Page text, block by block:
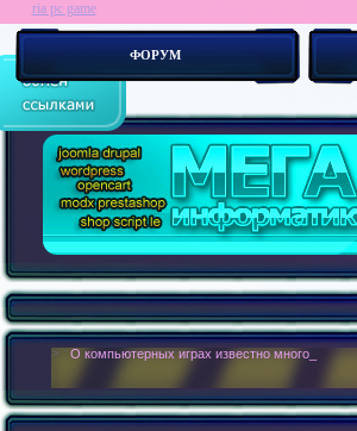
ФОРУМ
ria pc game
> : О компьютерных играх известно много и